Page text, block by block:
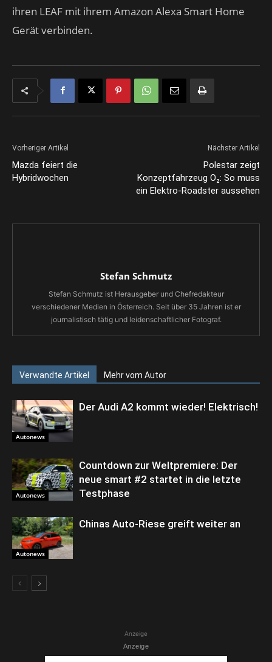
ihren LEAF mit ihrem Amazon Alexa Smart Home
Gerät verbinden.
Vorheriger Artikel
Mazda feiert die
Hybridwochen
Nächster Artikel
Polestar zeigt
Konzeptfahrzeug O₂: So muss
ein Elektro-Roadster aussehen
Stefan Schmutz
Stefan Schmutz ist Herausgeber und Chefredakteur
verschiedener Medien in Österreich. Seit über 35 Jahren ist er
journalistisch tätig und leidenschaftlicher Fotograf.
Verwandte Artikel Mehr vom Autor
Autonews
Der Audi A2 kommt wieder! Elektrisch!
Autonews
Countdown zur Weltpremiere: Der
neue smart #2 startet in die letzte
Testphase
Autonews
Chinas Auto-Riese greift weiter an
Anzeige
Anzeige